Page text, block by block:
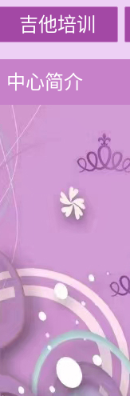
吉他培训
中心简介